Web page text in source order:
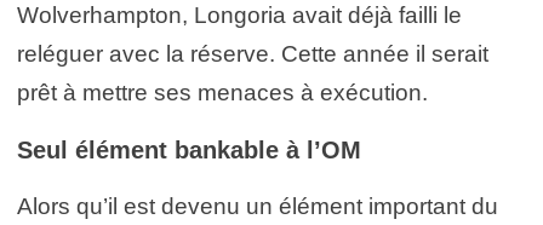
Wolverhampton, Longoria avait déjà failli le
reléguer avec la réserve. Cette année il serait
prêt à mettre ses menaces à exécution.
Seul élément bankable à l’OM
Alors qu’il est devenu un élément important du